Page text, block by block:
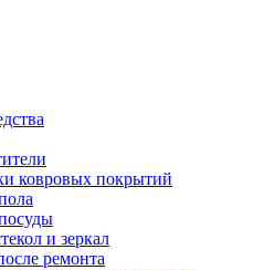
ковровых покрытий
и зеркал
ремонта